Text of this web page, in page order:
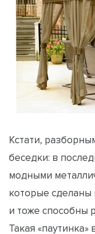
Кстати,
беседки: в
модными
которые сделаны
и тоже способны
Такая